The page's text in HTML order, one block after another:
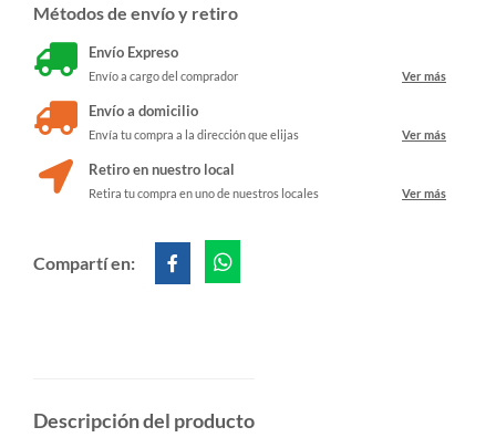
Métodos de envío y retiro
Envío Expreso
Envío a cargo del comprador Ver más
Envío a domicilio
Envía tu compra a la dirección que elijas Ver más
Retiro en nuestro local
Retira tu compra en uno de nuestros locales Ver más
Compartí en:
Descripción del producto